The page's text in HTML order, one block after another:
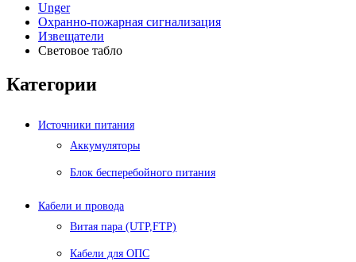
Unger
Охранно-пожарная сигнализация
Извещатели
Световое табло
Категории
Источники питания
Аккумуляторы
Блок бесперебойного питания
Кабели и провода
Витая пара (UTP,FTP)
Кабели для ОПС